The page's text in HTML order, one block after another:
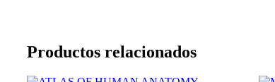
Productos relacionados